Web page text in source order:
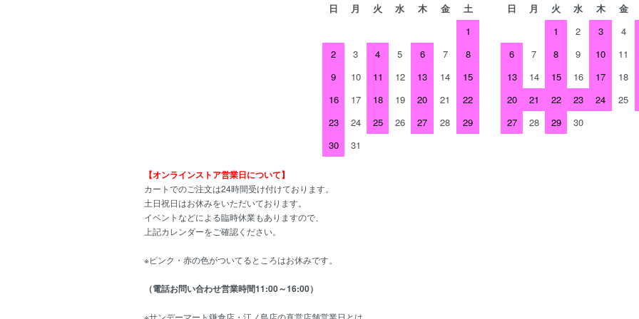
日 月 火 水 木 金
土
1
2
3 4 5 6 7
8
9
10 11 12 13 14
15
16
17 18 19 20 21
22
23
24 25 26 27 28
29
30
31
日 月 火 水 木 金
1
2 3 4
6
7 8 9 10 11
13
14 15 16 17 18
20
21 22 23 24 25
27
28 29 30
【オンラインストア営業日について】
カートでのご注文は24時間受け付けております。
土日祝日はお休みをいただいております。
イベントなどによる臨時休業もありますので、
上記カレンダーをご確認ください。
※ピンク・赤の色がついてるところはお休みです。
（電話お問い合わせ営業時間11:00～16:00）
※サンデーマート鎌倉店・江ノ島店の直営店舗営業日とは